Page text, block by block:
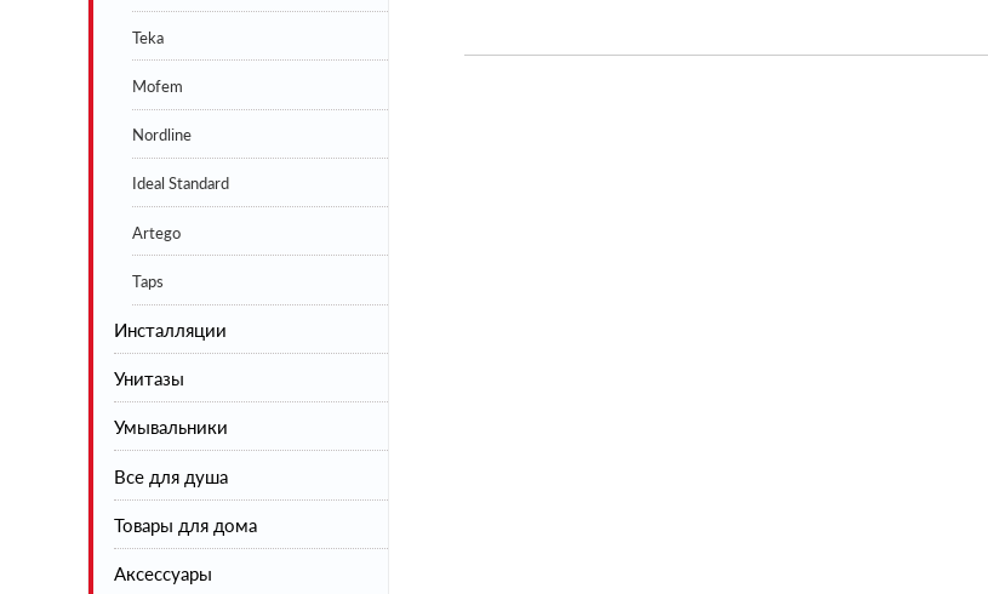
Teka
Mofem
Nordline
Ideal Standard
Artego
Taps
Инсталляции
Унитазы
Напольные
Подвесные
Инсталляции
Умывальники
Все для душа
Душевая коллекция
Шторы на ванну
Товары для дома
Сушилки для белья
Аксессуары